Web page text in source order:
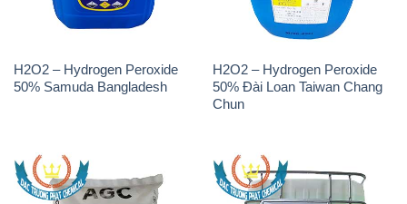
H2O2 – Hydrogen Peroxide
50% Samuda Bangladesh
H2O2 – Hydrogen Peroxide
50% Đài Loan Taiwan Chang
Chun